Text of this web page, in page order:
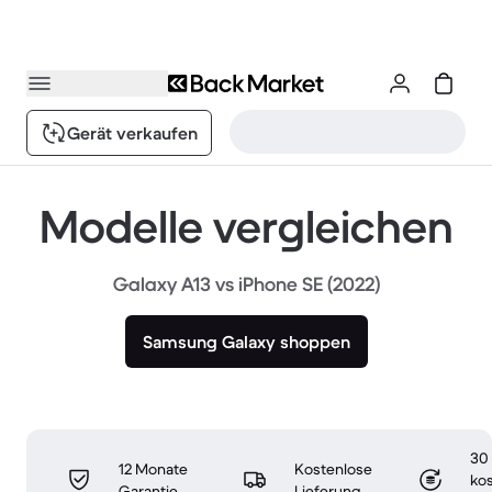
Gerät verkaufen
Modelle vergleichen
Galaxy A13 vs iPhone SE (2022)
Samsung Galaxy shoppen
12 Monate
Kostenlose
30